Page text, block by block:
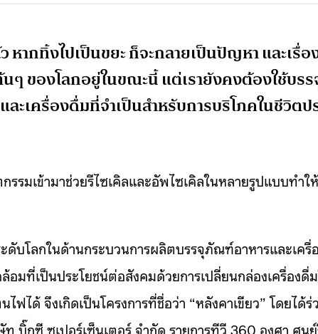
ากทิ้งไปเป็นขยะ ก็จะกลายเป็นปัญหา และเรื่
ๆ ของโลกอยู่ในขณะนี้แต่เรายังคงต้องใช้บ
ละเครื่องดื่มที่จำเป็นสำหรับการบริโภคในชีวิตป
รรมเข้ามาช่วยรีไซเคิลและอัพไซเคิลในหลายรูปแบบท
บโลกในด้านกระบวนการผลิตบรรจุภัณฑ์อาหารและเครื่
อมที่เป็นประโยชน์ต่อสังคมด้วยการเปลี่ยนกล่องเครื่อง
ไฟได้ จึงเกิดเป็นโครงการที่ชื่อว่า “หลังคาเขียว” โดยไ
บิ๊กซี ซูเปอร์เซ็นเตอร์ จำกัด รายการทีวี 360 องศา ศูน